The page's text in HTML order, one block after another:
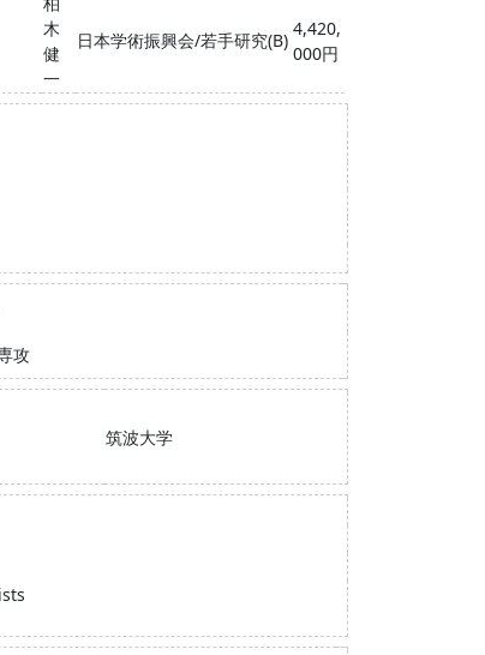
木
健
一
日本学術振興会/若手研究(B)
4,420,
000円
攻
筑波大学